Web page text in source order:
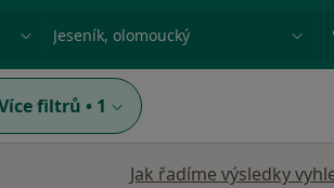
Město nebo region
filtrů • 1
Jak řadíme výsledky